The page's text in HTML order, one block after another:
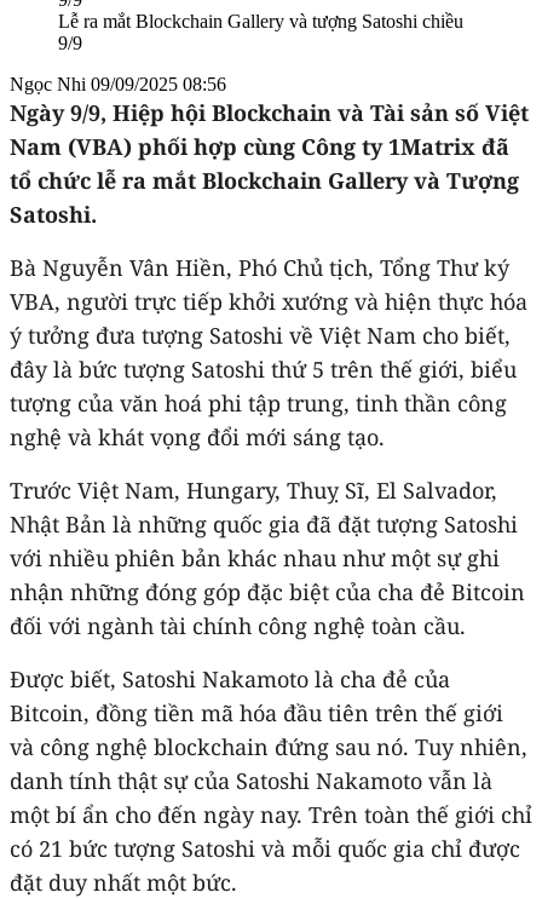
Lễ ra mắt Blockchain Gallery và tượng Satoshi chiều
9/9
Ngọc Nhi 09/09/2025 08:56
Ngày 9/9, Hiệp hội Blockchain và Tài sản số Việt
Nam (VBA) phối hợp cùng Công ty 1Matrix đã
tổ chức lễ ra mắt Blockchain Galleryvà Tượng
Satoshi.
Bà Nguyễn Vân Hiền, Phó Chủ tịch, Tổng Thư ký
VBA, người trực tiếp khởi xướng và hiện thực hóa
ý tưởng đưa tượng Satoshi về Việt Nam cho biết,
đây là bức tượng Satoshi thứ 5 trên thế giới, biểu
tượng của văn hoá phi tập trung, tinh thần công
nghệ và khát vọng đổi mới sáng tạo.
Trước Việt Nam, Hungary, Thuỵ Sĩ, El Salvador,
Nhật Bản là những quốc gia đã đặt tượng Satoshi
với nhiều phiên bản khác nhau như một sự ghi
nhận những đóng góp đặc biệt của cha đẻ Bitcoin
đối với ngành tài chính công nghệ toàn cầu.
Được biết, Satoshi Nakamoto là cha đẻ của
Bitcoin, đồng tiền mã hóa đầu tiên trên thế giới
và công nghệ blockchain đứng sau nó. Tuy nhiên,
danh tính thật sự của Satoshi Nakamoto vẫn là
một bí ẩn cho đến ngày nay. Trên toàn thế giới chỉ
có 21 bức tượng Satoshi và mỗi quốc gia chỉ được
đặt duy nhất một bức.